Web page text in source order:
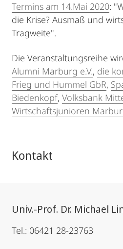
Termins am 14.Mai 2020:
die Krise? Ausmaß und
Tragweite".
Die Veranstaltungsreihe
Alumni Marburg e.V., die
Frieg und Hummel GbR,
Biedenkopf, Volksbank
Wirtschaftsjunioren
Kontakt
Univ.-Prof. Dr. Michael
Tel.: 06421 28-23763